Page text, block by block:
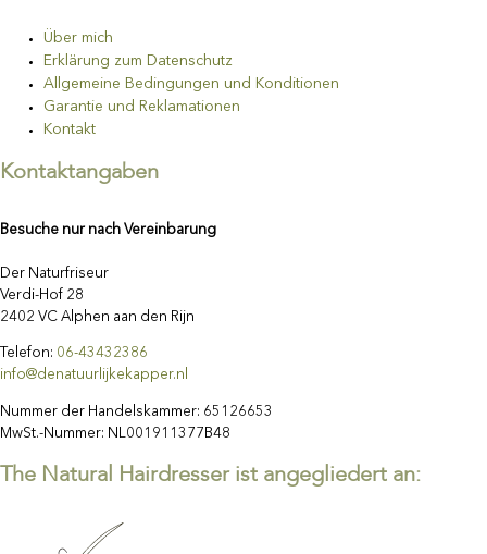
Über mich
Erklärung zum Datenschutz
Allgemeine Bedingungen und Konditionen
Garantie und Reklamationen
Kontakt
Kontaktangaben
Besuche nur nach Vereinbarung
Der Naturfriseur
Verdi-Hof 28
2402 VC Alphen aan den Rijn
Telefon: 06-43432386
info@denatuurlijkekapper.nl
Nummer der Handelskammer: 65126653
MwSt.-Nummer: NL001911377B48
The Natural Hairdresser ist angegliedert an: